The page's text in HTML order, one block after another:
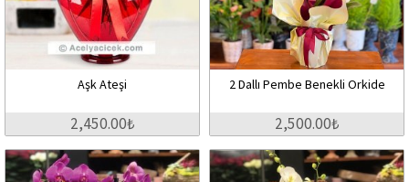
Aşk Ateşi
2,450.00₺
2 Dallı Pembe Benekli Orkide
2,500.00₺